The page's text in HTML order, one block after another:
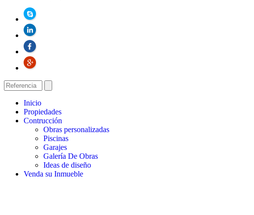
Inicio
Propiedades
Contrucción
Obras personalizadas
Piscinas
Garajes
Galería De Obras
Ideas de diseño
Venda su Inmueble